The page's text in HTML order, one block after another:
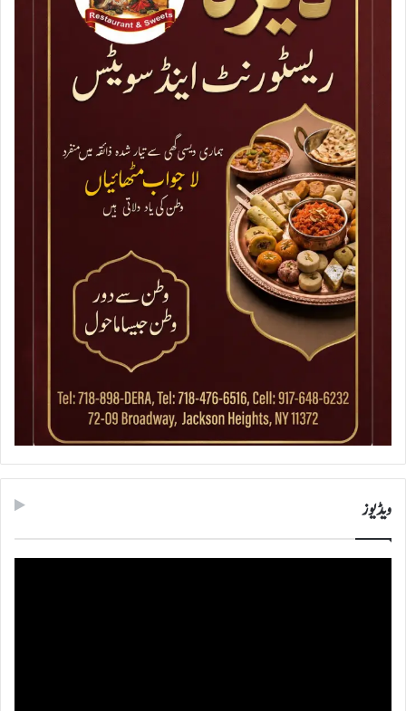
ویڈیوز